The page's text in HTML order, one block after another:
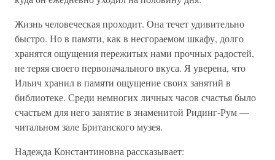
Жизнь человеческая проходит. Она течет удивительно
быстро. Но в памяти, как в несгораемом шкафу, долго
хранятся ощущения пережитых нами прочных радостей,
не теряя своего первоначального вкуса. Я уверена, что
Ильич хранил в памяти ощущение своих занятий в
библиотеке. Среди немногих личных часов счастья было
счастьем для него занятие в знаменитой Ридинг-Рум —
читальном зале Британского музея.
Надежда Константиновна рассказывает: